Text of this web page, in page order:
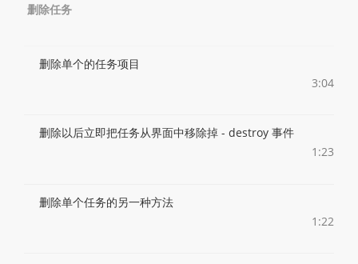
删除任务
删除单个的任务项目
3:04
删除以后立即把任务从界面中移除掉 - destroy 事件
1:23
删除单个任务的另一种方法
1:22